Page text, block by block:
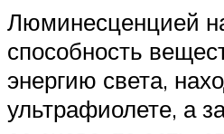
Люминесценцией
способность
энергию света,
ультрафиолете, а